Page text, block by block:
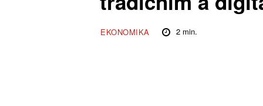
EKONOMIKA 2min.